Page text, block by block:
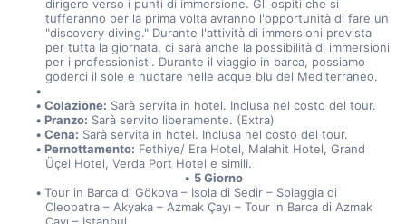
dirigere verso i punti di immersione. Gli ospiti che si
tufferanno per la prima volta avranno l'opportunità di fare un
"discovery diving." Durante l'attività di immersioni prevista
per tutta la giornata, ci sarà anche la possibilità di immersioni
per i professionisti. Durante il viaggio in barca, possiamo
goderci il sole e nuotare nelle acque blu del Mediterraneo.
Colazione: Sarà servita in hotel. Inclusa nel costo del tour.
Pranzo: Sarà servito liberamente. (Extra)
Cena: Sarà servita in hotel. Inclusa nel costo del tour.
Pernottamento: Fethiye/ Era Hotel, Malahit Hotel, Grand
Üçel Hotel, Verda Port Hotel e simili.
5 Giorno
Tour in Barca di Gökova – Isola di Sedir – Spiaggia di
Cleopatra – Akyaka – Azmak Çayı – Tour in Barca di Azmak